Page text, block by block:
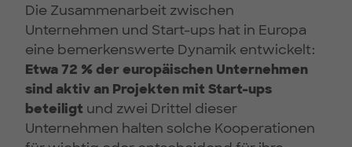
Die Zusammenarbeit zwischen
Unternehmen und Start-ups hat in Europa
eine bemerkenswerte Dynamik entwickelt:
Etwa 72 % der europäischen Unternehmen
sind aktiv an Projekten mit Start-ups
beteiligt und zwei Drittel dieser
Unternehmen halten solche Kooperationen